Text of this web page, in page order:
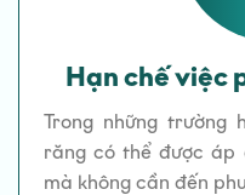
Hạn chế việc
Trong những trường
răng có thể được áp
mà không cần đến